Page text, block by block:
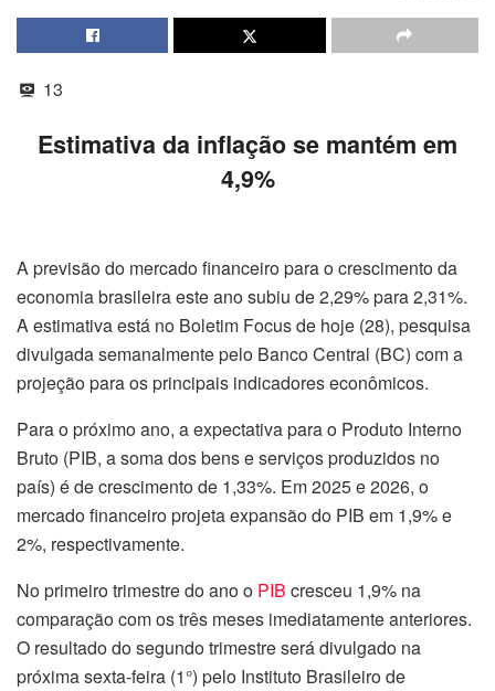
13
Estimativa da inflação se mantém em
4,9%
A previsão do mercado financeiro para o crescimento da
economia brasileira este ano subiu de 2,29% para 2,31%.
A estimativa está no Boletim Focus de hoje (28), pesquisa
divulgada semanalmente pelo Banco Central (BC) com a
projeção para os principais indicadores econômicos.
Para o próximo ano, a expectativa para o Produto Interno
Bruto (PIB, a soma dos bens e serviços produzidos no
país) é de crescimento de 1,33%. Em 2025 e 2026, o
mercado financeiro projeta expansão do PIB em 1,9% e
2%, respectivamente.
No primeiro trimestre do ano o PIB cresceu 1,9% na
comparação com os três meses imediatamente anteriores.
O resultado do segundo trimestre será divulgado na
próxima sexta-feira (1°) pelo Instituto Brasileiro de